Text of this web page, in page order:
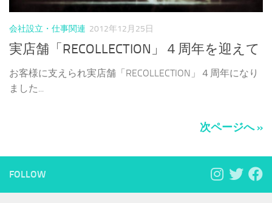
会社設立・仕事関連 2012年12月25日
実店舗「RECOLLECTION」４周年を迎えて
お客様に支えられ実店舗「RECOLLECTION」４周年になり
ました...
次ページへ »
FOLLOW